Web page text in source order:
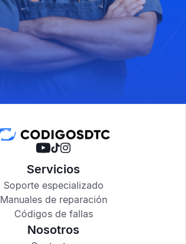
Servicios
Soporte especializado
Manuales de reparación
Códigos de fallas
Nosotros